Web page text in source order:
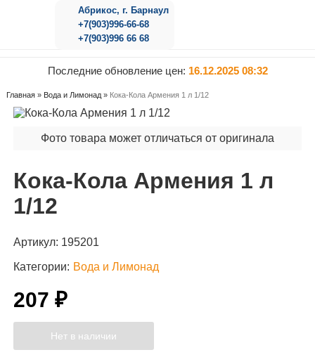
Абрикос, г. Барнаул
+7(903)996-66-68
+7(903)996 66 68
Последние обновление цен: 16.12.2025 08:32
Главная» Вода и Лимонад» Кока-Кола Армения 1 л 1/12
Фото товара может отличаться от оригинала
Кока-Кола Армения 1 л
1/12
Артикул: 195201
Категории: Вода и Лимонад
207 ₽
Нет в наличии